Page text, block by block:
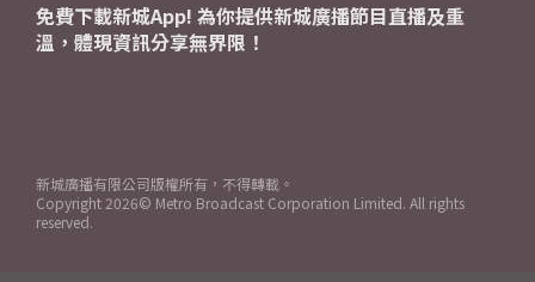
免費下載新城App! 為你提供新城廣播節目直播及重
溫，體現資訊分享無界限！
新城廣播有限公司版權所有，不得轉載。
Copyright 2026© Metro Broadcast Corporation Limited. All rights
reserved.